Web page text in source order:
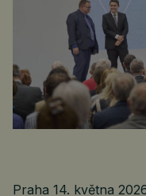
Praha 14. května